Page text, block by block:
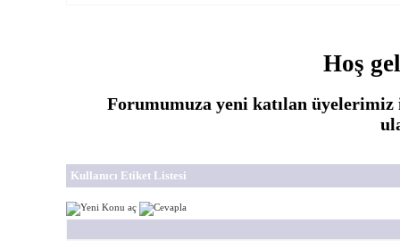
Hoş
Forumumuza yeni katılan üyelerimiz
Kullanıcı Etiket Listesi